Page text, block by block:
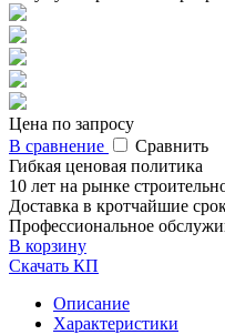
Цена по запросу
В сравнение
Сравнить
Гибкая ценовая политика
10 лет на рынке
Доставка в кротчайшие
Профессиональное
В корзину
Скачать КП
Описание
Характеристики